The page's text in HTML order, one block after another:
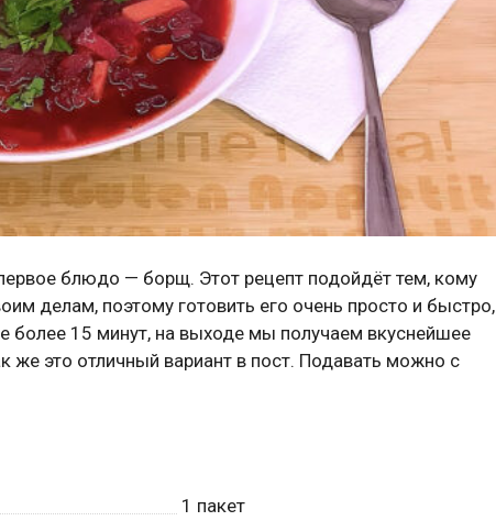
блюдо — борщ. Этот рецепт подойдёт тем, кому
делам, поэтому готовить его очень просто и быстро,
более 15 минут, на выходе мы получаем вкуснейшее
же это отличный вариант в пост. Подавать можно с
1 пакет